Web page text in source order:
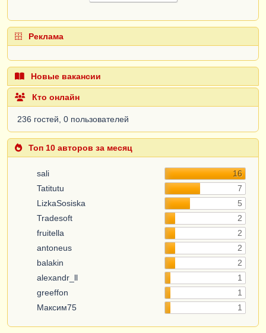
Реклама
Новые вакансии
Кто онлайн
236 гостей, 0 пользователей
Топ 10 авторов за месяц
sali
16
Tatitutu
7
LizkaSosiska
5
Tradesoft
2
fruitella
2
antoneus
2
balakin
2
alexandr_ll
1
greeffon
1
Максим75
1